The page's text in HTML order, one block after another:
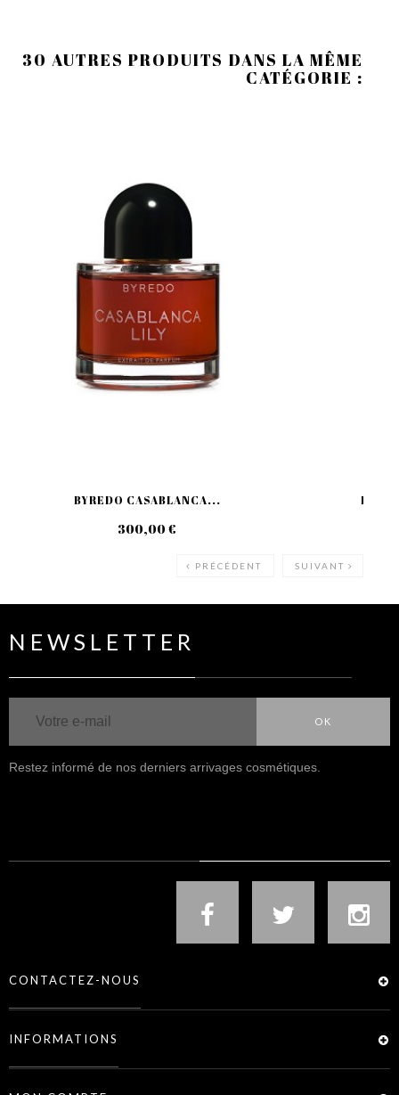
30 AUTRES PRODUITS DANS LA MÊME
CATÉGORIE :
BYREDO CASABLANCA...
300,00 €
PRÉCÉDENT SUIVANT
NEWSLETTER
OK
Restez informé de nos derniers arrivages cosmétiques.
CONTACTEZ-NOUS
INFORMATIONS